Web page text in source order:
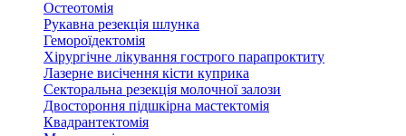
Остеотомія
Рукавна резекція шлунка
Гемороїдектомія
Хірургічне лікування гострого парапроктиту
Лазерне висічення кісти куприка
Секторальна резекція молочної залози
Двостороння підшкірна мастектомія
Квадрантектомія